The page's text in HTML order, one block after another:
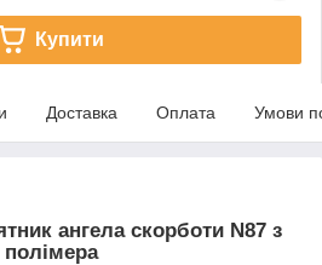
Купити
Доставка Оплата Умови
ангела скорботи N87 з
полімера